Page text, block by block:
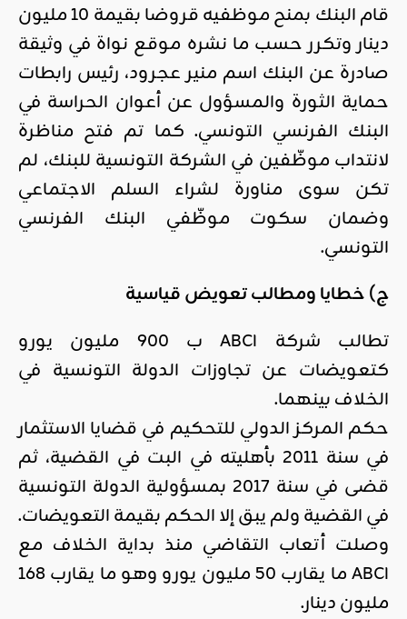
قام البنك بمنح موظفيه قروضا بقيمة 10 مليون
دينار وتكرر حسب ما نشره موقع نواة في وثيقة
صادرة عن البنك اسم منير عجرود، رئيس رابطات
حماية الثورة والمسؤول عن أعوان الحراسة في
البنك الفرنسي التونسي. كما تم فتح مناظرة
لانتداب موظّفين في الشركة التونسية للبنك، لم
تكن سوى مناورة لشراء السلم الاجتماعي
وضمان سكوت موظّفي البنك الفرنسي
التونسي.
ج) خطايا ومطالب تعويض قياسية
تطالب شركة ABCI ب 900 مليون يورو
كتعويضات عن تجاوزات الدولة التونسية في
الخلاف بينهما.
حكم المركز الدولي للتحكيم في قضايا الاستثمار
في سنة 2011 بأهليته في البت في القضية، ثم
قضى في سنة 2017 بمسؤولية الدولة التونسية
في القضية ولم يبق إلا الحكم بقيمة التعويضات.
وصلت أتعاب التقاضي منذ بداية الخلاف مع
ABCI ما يقارب 50 مليون يورو وهو ما يقارب 168
مليون دينار.